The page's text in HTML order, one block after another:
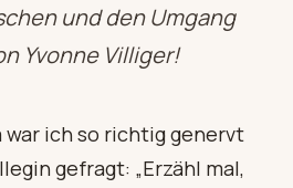
und den Umgang
Yvonne Villiger!
war ich so richtig genervt
gefragt: „Erzähl mal,